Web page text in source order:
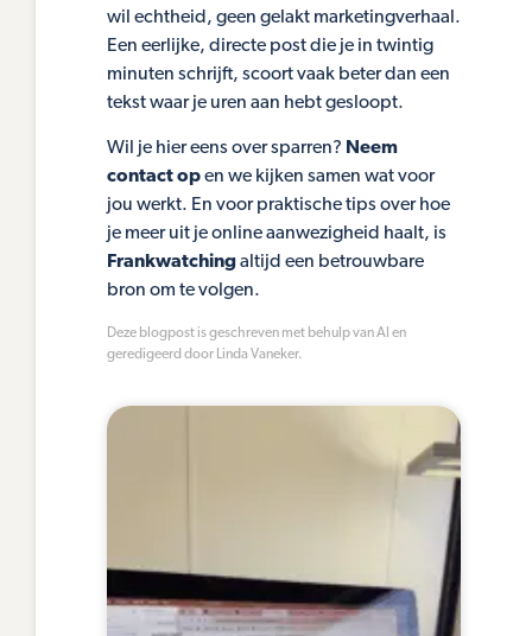
wil echtheid, geen gelakt marketingverhaal.
Een eerlijke, directe post die je in twintig
minuten schrijft, scoort vaak beter dan een
tekst waar je uren aan hebt gesloopt.
Wil je hier eens over sparren? Neem
contact open we kijken samen wat voor
jou werkt. En voor praktische tips over hoe
je meer uit je online aanwezigheid haalt, is
Frankwatchingaltijd een betrouwbare
bron om te volgen.
Deze blogpost is geschreven met behulp van AI en
geredigeerd door Linda Vaneker.